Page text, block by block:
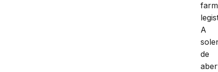
A
de